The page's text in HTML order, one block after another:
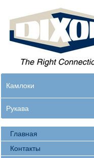
Камлоки
Рукава
Главная
Контакты